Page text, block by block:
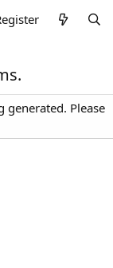
generated. Please